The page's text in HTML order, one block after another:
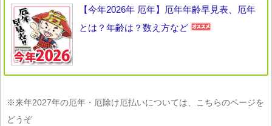
【今年2026年 厄年】厄年年齢早見表、厄年
とは？年齢は？数え方など
※来年2027年の厄年・厄除け厄払いについては、こちらのページを
どうぞ